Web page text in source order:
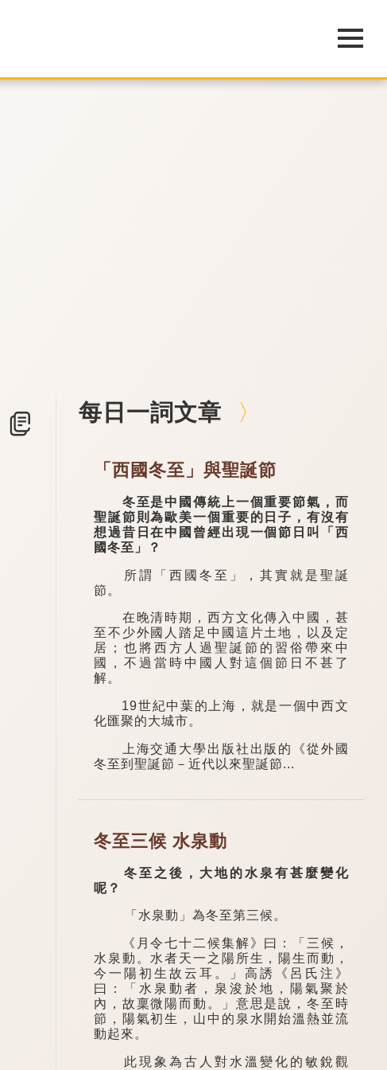
每日一詞文章
「西國冬至」與聖誕節
冬至是中國傳統上一個重要節氣，而
聖誕節則為歐美一個重要的日子，有沒有
想過昔日在中國曾經出現一個節日叫「西
國冬至」？
所謂「西國冬至」，其實就是聖誕
節。
在晚清時期，西方文化傳入中國，甚
至不少外國人踏足中國這片土地，以及定
居；也將西方人過聖誕節的習俗帶來中
國，不過當時中國人對這個節日不甚了
解。
19世紀中葉的上海，就是一個中西文
化匯聚的大城市。
上海交通大學出版社出版的《從外國
冬至到聖誕節－近代以來聖誕節...
冬至三候 水泉動
冬至之後，大地的水泉有甚麼變化
呢？
「水泉動」為冬至第三候。
《月令七十二候集解》曰：「三候，
水泉動。水者天一之陽所生，陽生而動，
今一陽初生故云耳。」高誘《呂氏注》
曰：「水泉動者，泉浚於地，陽氣聚於
內，故稟微陽而動。」意思是說，冬至時
節，陽氣初生，山中的泉水開始溫熱並流
動起來。
此現象為古人對水溫變化的敏銳觀